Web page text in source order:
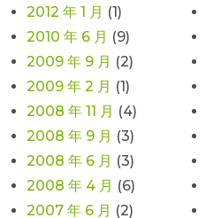
2012 年 1 月 (1)
2010 年 6 月 (9)
2009 年 9 月 (2)
2009 年 2 月 (1)
2008 年 11 月 (4)
2008 年 9 月 (3)
2008 年 6 月 (3)
2008 年 4 月 (6)
2007 年 6 月 (2)